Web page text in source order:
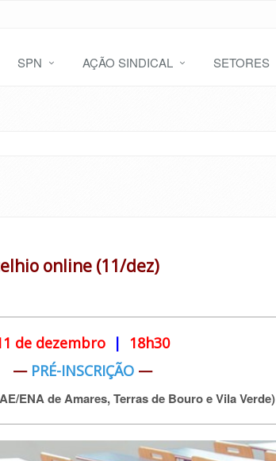
SPN AÇÃO SINDICAL SETORES
online (11/dez)
de dezembro | 18h30
— PRÉ-INSCRIÇÃO —
ENA de Amares, Terras de Bouro e Vila Verde)